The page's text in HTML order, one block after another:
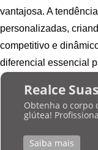
vantajosa. A
personalizadas,
competitivo e
diferencial essencial
Realce
Obtenha o corpo
glútea!
Saiba mais